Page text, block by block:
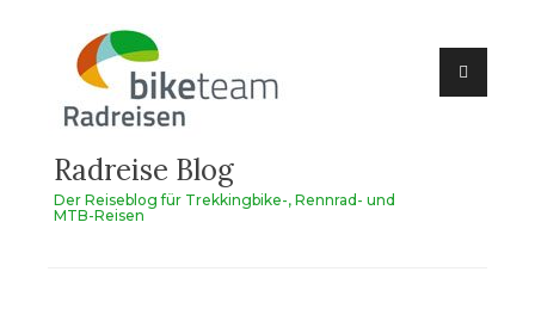
springen
Radreise Blog
Der Reiseblog für Trekkingbike-, Rennrad- und
MTB-Reisen